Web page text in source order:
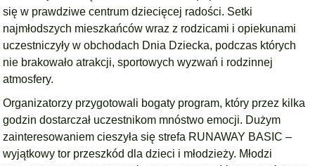
się w prawdziwe centrum dziecięcej radości. Setki
najmłodszych mieszkańców wraz z rodzicami i opiekunami
uczestniczyły w obchodach Dnia Dziecka, podczas których
nie brakowało atrakcji, sportowych wyzwań i rodzinnej
atmosfery.
Organizatorzy przygotowali bogaty program, który przez kilka
godzin dostarczał uczestnikom mnóstwo emocji. Dużym
zainteresowaniem cieszyła się strefa RUNAWAY BASIC –
wyjątkowy tor przeszkód dla dzieci i młodzieży. Młodzi